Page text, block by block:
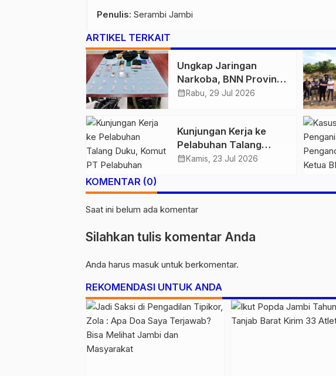
Penulis: Serambi Jambi
ARTIKEL TERKAIT
Ungkap Jaringan
Narkoba, BNN Provinsi
Jambi dan Bea Cukai
Butir Ekstasi dan 146
Gram Sabu
calendar_month Rabu, 29 Jul 2026
Kunjungan Kerja ke
Pelabuhan Talang
Duku, Komut PT
Tingkatkan Pelayanan
calendar_month Kamis, 23 Jul 2026
KOMENTAR (0)
Saat ini belum ada komentar
Silahkan tulis komentar Anda
Anda harus masuk untuk berkomentar.
REKOMENDASI UNTUK ANDA